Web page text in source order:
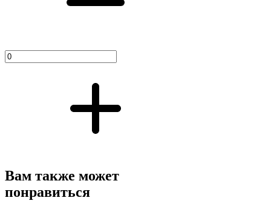
Вам также может
понравиться